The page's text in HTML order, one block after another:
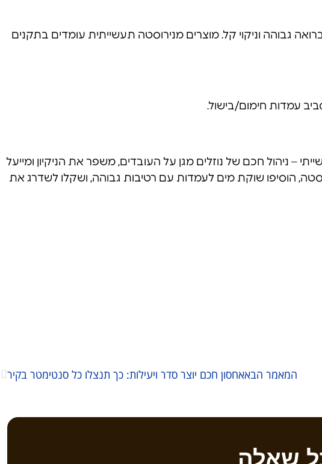
גבוהה וניקוי קל. מוצרים מנירוסטה תעשייתית עומדים בתקנים
עמדות חימום/בישול.
– ניהול חכם של נוזלים מגן על העובדים, משפר את הניקיון ומייעל
הוסיפו שוקת מים לעמדות עם רטיבות גבוהה, ושקלו לשדרג את
המאמר הבאאחסון חכם יוצר סדר ויעילות: כך תנצלו כל סנטימטר בקיר
שאלה